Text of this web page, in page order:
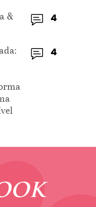
4
&
4